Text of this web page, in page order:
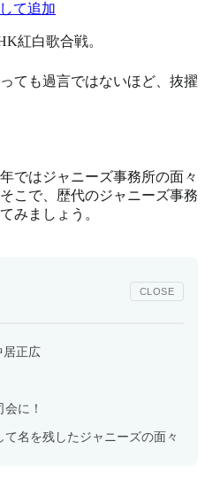
紅白歌合戦。
ても過言ではないほど、抜擢
ではジャニーズ事務所の面々
こで、歴代のジャニーズ事務
みましょう。
CLOSE
居正広
に！
名を残したジャニーズの面々